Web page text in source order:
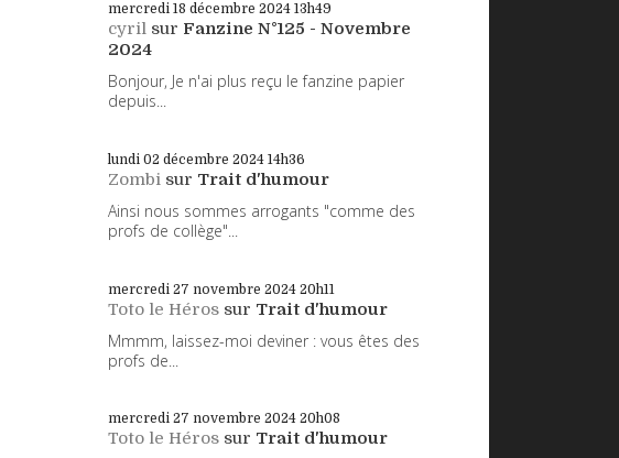
mercredi 18 décembre 2024 13h49
cyril sur Fanzine N°125 - Novembre
2024
Bonjour, Je n'ai plus reçu le fanzine papier
depuis...
lundi 02 décembre 2024 14h36
Zombi sur Trait d'humour
Ainsi nous sommes arrogants "comme des
profs de collège"...
mercredi 27 novembre 2024 20h11
Toto le Héros sur Trait d'humour
Mmmm, laissez-moi deviner : vous êtes des
profs de...
mercredi 27 novembre 2024 20h08
Toto le Héros sur Trait d'humour